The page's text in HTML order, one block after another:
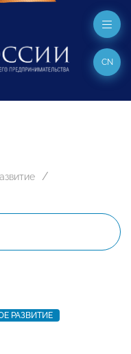
CN
РАЗВИТИЕ